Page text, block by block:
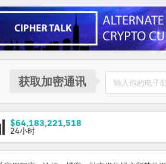
获取加密通讯
$64,183,221,518
24小时